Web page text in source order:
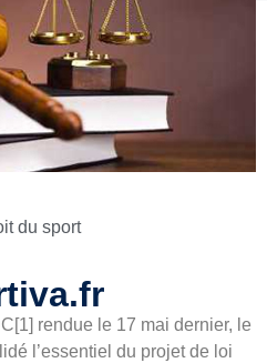
du sport
rendue le 17 mai dernier, le
l’essentiel du projet de loi